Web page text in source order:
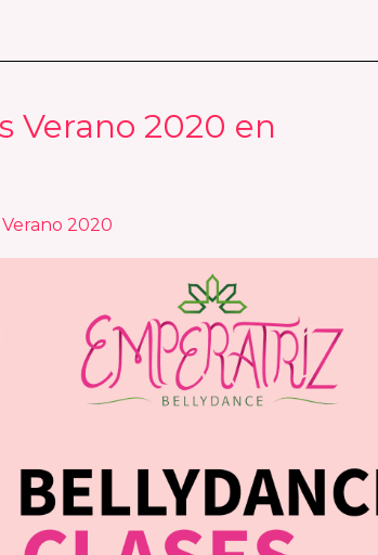
Verano 2020 en
Verano 2020